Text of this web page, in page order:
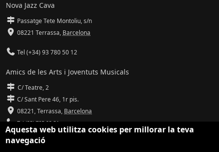
Nova Jazz Cava
Passatge Tete Montoliu, s/n
08221 Terrassa, Barcelona
Tel (+34) 93 780 50 12
Amics de les Arts i Joventuts Musicals
C/ Teatre, 2
C/ Sant Pere 46, 1r pis.
08221,Terrassa, Barcelona
Tel (93) 785 92 31
info@amicsdelesarts-jjmm.cat
Aquesta web utilitza cookies per millorar la teva
navegació